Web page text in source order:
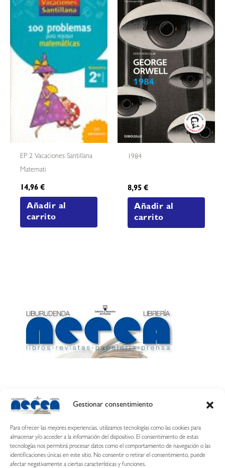
Gestionar consentimiento
Para ofrecer las mejores experiencias, utilizamos tecnologías como las cookies para
almacenar y/o acceder a la información del dispositivo. El consentimiento de estas
tecnologías nos permitirá procesar datos como el comportamiento de navegación o las
identificaciones únicas en este sitio. No consentir o retirar el consentimiento, puede
afectar negativamente a ciertas características y funciones.
EP 2 Vacaciones Santillana
Matemati
14,96€
Añadir al
carrito
1984
8,95€
Añadir al
carrito
Calle Esquíroz, 27
687 54 31 70
nerearetamonge@gmail.com